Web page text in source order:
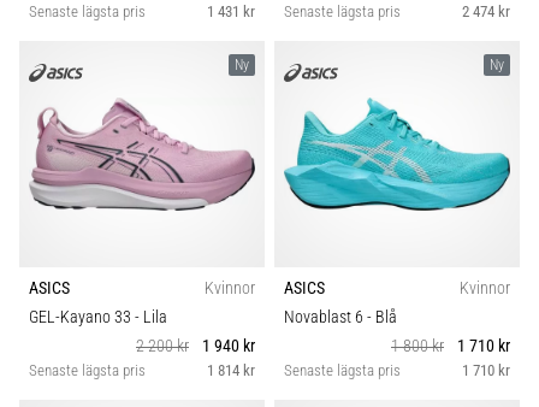
Senaste lägsta pris 1 431 kr Senaste lägsta pris 2 474 kr
Ny
ASICS
Kvinnor
GEL-Kayano 33 - Lila
2 200 kr
1 940 kr
Senaste lägsta pris 1 814 kr
Ny
ASICS
Kvinnor
Novablast 6 - Blå
1 800 kr
1 710 kr
Senaste lägsta pris 1 710 kr